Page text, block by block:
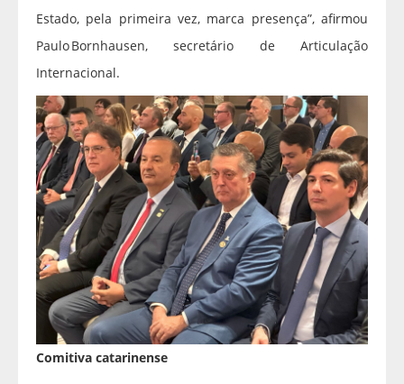
Estado, pela primeira vez, marca presença”, afirmou
Paulo Bornhausen, secretário de Articulação
Internacional.
Comitiva catarinense